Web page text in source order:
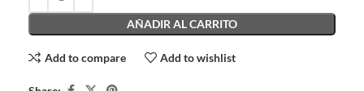
AÑADIR AL CARRITO
Add to compare Add to wishlist